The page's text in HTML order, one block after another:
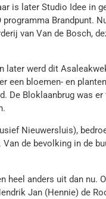
is later Studio Idee in
Brandpunt.
van Van de Bosch,
later werd dit
een bloemen- en
De Bloklaanbrug was
Nieuwersluis),
de bevolking in de
anders uit dan nu.
Jan (Hennie) de